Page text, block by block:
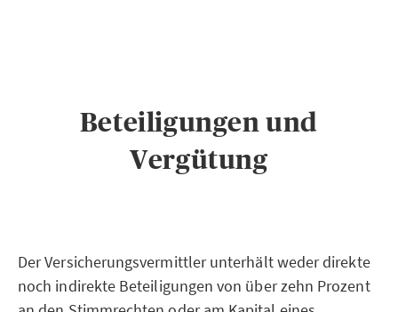
Beteiligungen und
Vergütung
Der Versicherungsvermittler unterhält weder direkte
noch indirekte Beteiligungen von über zehn Prozent